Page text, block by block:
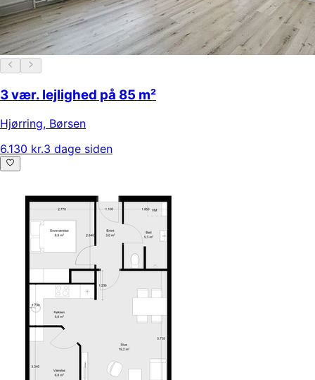
3 vær. lejlighed på 85 m²
Hjørring, Børsen
6.130 kr.3 dage siden